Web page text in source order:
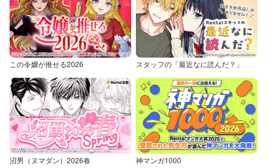
この令嬢が推せる2026 スタッフの「最近なに読んだ？」
沼男（ヌマダン）2026春 神マンガ1000